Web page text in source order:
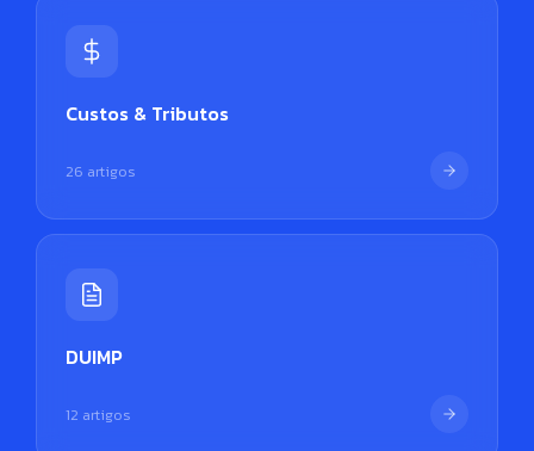
Custos & Tributos
26 artigos
DUIMP
12 artigos